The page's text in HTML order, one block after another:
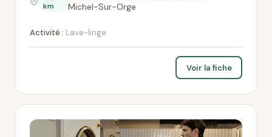
km
Michel-Sur-Orge
Activité : Lave-linge
Voir la fiche